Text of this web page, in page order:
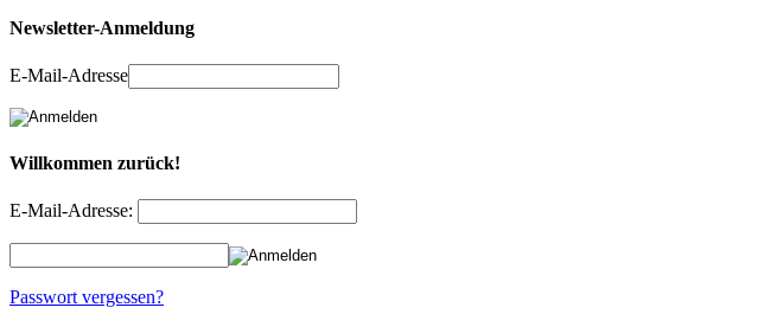
Newsletter-Anmeldung
E-Mail-Adresse
Willkommen zurück!
E-Mail-Adresse:
Passwort vergessen?